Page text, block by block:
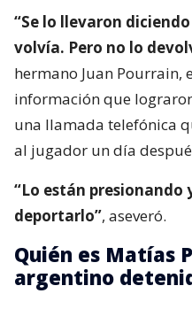
“Se lo llevaron
volvía. Pero no lo
hermano Juan Pourrain,
información que
una llamada telefónica
al jugador un día
“Lo están
deportarlo”, aseveró.
Quién es Matías
argentino